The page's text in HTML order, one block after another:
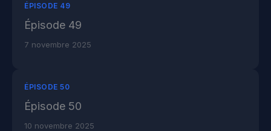
ÉPISODE 49
Épisode 49
7 novembre 2025
ÉPISODE 50
Épisode 50
10 novembre 2025